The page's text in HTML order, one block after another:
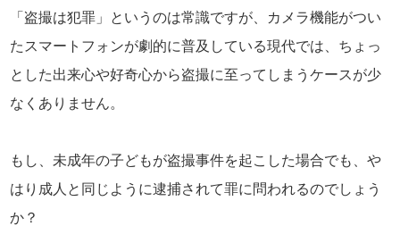
「盗撮は犯罪」というのは常識ですが、カメラ機能がつい
たスマートフォンが劇的に普及している現代では、ちょっ
とした出来心や好奇心から盗撮に至ってしまうケースが少
なくありません。
もし、未成年の子どもが盗撮事件を起こした場合でも、や
はり成人と同じように逮捕されて罪に問われるのでしょう
か？